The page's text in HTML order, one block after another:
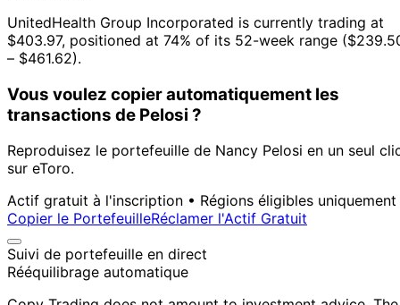
UnitedHealth Group Incorporated is currently trading at
$403.97, positioned at 74% of its 52-week range
– $461.62).
Vous voulez copier automatiquement les
transactions de Pelosi ?
Reproduisez le portefeuille de Nancy Pelosi en un seul
sur eToro.
Actif gratuit à l'inscription • Régions éligibles uniquement
Copier le PortefeuilleRéclamer l'Actif Gratuit
Suivi de portefeuille en direct
Rééquilibrage automatique